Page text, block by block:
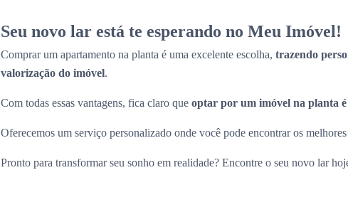
Seu novo lar está te esperando no Meu Imóvel!
Comprar um apartamento na planta é uma excelente escolha, trazendo
valorização do imóvel.
Com todas essas vantagens, fica claro que optar por um imóvel na planta
Oferecemos um serviço personalizado onde você pode encontrar os
Pronto para transformar seu sonho em realidade? Encontre o seu novo lar